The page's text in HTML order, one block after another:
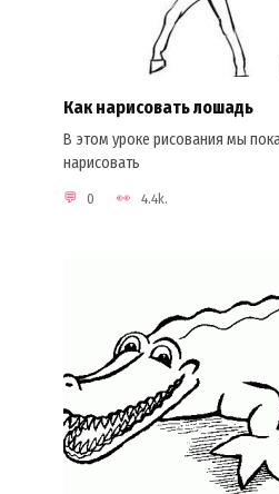
Как нарисовать лошадь
В этом уроке рисования мы
нарисовать
0 4.4k.